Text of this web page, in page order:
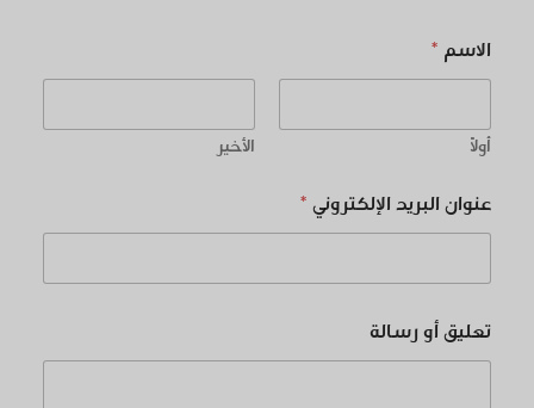
الاسم *
أولاً الأخير
عنوان البريد الإلكتروني *
تعليق أو رسالة